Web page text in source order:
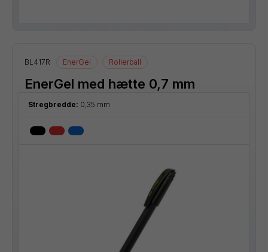
BL417R EnerGel Rollerball
EnerGel med hætte 0,7 mm
Stregbredde: 0,35 mm